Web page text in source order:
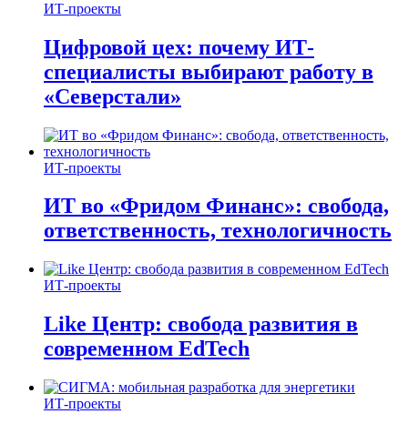
ИТ-проекты
Цифровой цех: почему ИТ-
специалисты выбирают работу в
«Северстали»
ИТ-проекты
ИТ во «Фридом Финанс»: свобода,
ответственность, технологичность
ИТ-проекты
Like Центр: свобода развития в
современном EdTech
ИТ-проекты